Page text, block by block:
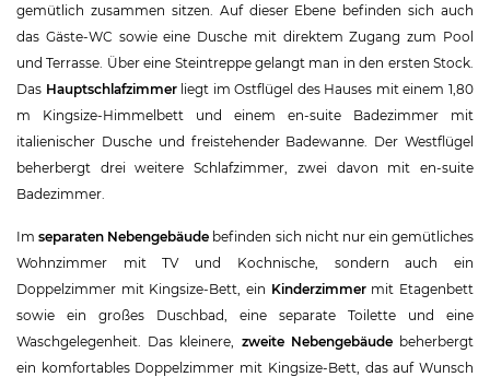
gemütlich zusammen sitzen. Auf dieser Ebene befinden sich auch
das Gäste-WC sowie eine Dusche mit direktem Zugang zum Pool
und Terrasse. Über eine Steintreppe gelangt man in den ersten Stock.
Das Hauptschlafzimmerliegt im Ostflügel des Hauses mit einem 1,80
m Kingsize-Himmelbett und einem en-suite Badezimmer mit
italienischer Dusche und freistehender Badewanne. Der Westflügel
beherbergt drei weitere Schlafzimmer, zwei davon mit en-suite
Badezimmer.
Imseparaten Nebengebäude befinden sich nicht nur ein gemütliches
Wohnzimmer mit TV und Kochnische, sondern auch ein
Doppelzimmer mit Kingsize-Bett, ein Kinderzimmermit Etagenbett
sowie ein großes Duschbad, eine separate Toilette und eine
Waschgelegenheit. Das kleinere, zweite Nebengebäudebeherbergt
ein komfortables Doppelzimmer mit Kingsize-Bett, das auf Wunsch